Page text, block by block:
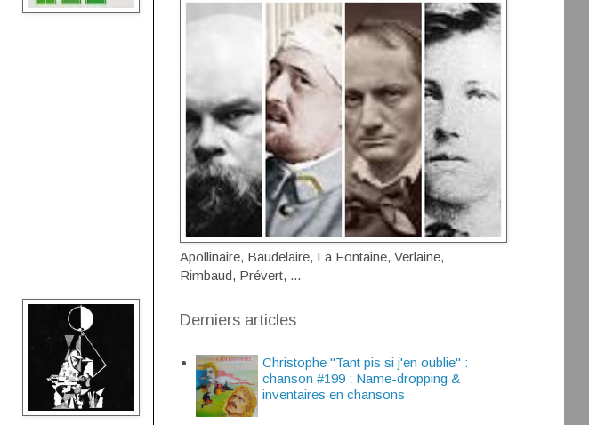
Apollinaire, Baudelaire, La Fontaine, Verlaine,
Rimbaud, Prévert, ...
Derniers articles
Christophe "Tant pis si j'en oublie" :
chanson #199 : Name-dropping &
inventaires en chansons